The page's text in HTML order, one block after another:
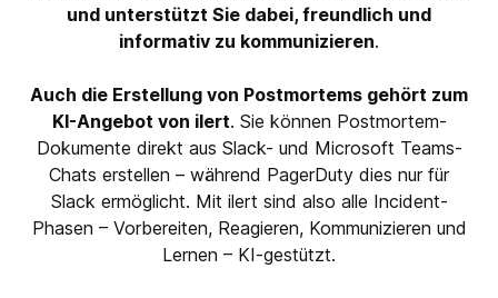
und unterstützt Sie dabei, freundlich und
informativ zu kommunizieren.
Auch die Erstellung von Postmortems gehört zum
KI-Angebot von ilert. Sie können Postmortem-
Dokumente direkt aus Slack- und Microsoft Teams-
Chats erstellen – während PagerDuty dies nur für
Slack ermöglicht. Mit ilert sind also alle Incident-
Phasen – Vorbereiten, Reagieren, Kommunizieren und
Lernen – KI-gestützt.